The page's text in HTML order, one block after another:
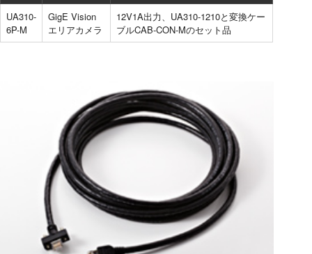
UA310-
6P-M
GigE Vision
エリアカメラ
12V1A出力、UA310-1210と変換ケー
ブルCAB-CON-Mのセット品